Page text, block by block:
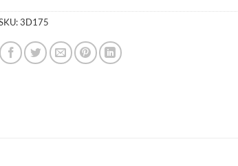
3D175